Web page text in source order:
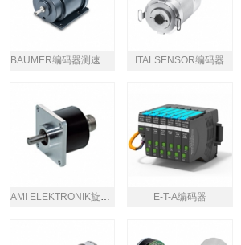
​ITALSENSOR编码器
AMI ELEKTRONIK旋转编码器 E-T-A编码器